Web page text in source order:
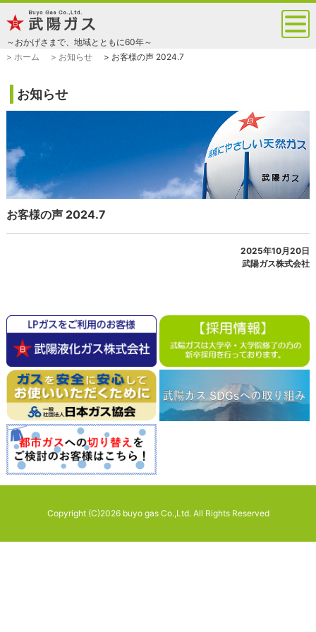
～おかげさまで、地域とともに60年～
> ホーム
> お知らせ > お客様の声 2024.7
お知らせ
お客様の声 2024.7
2025年10月20日
武陽ガス株式会社
Copyright (C)2026 buyo gas Co.,Ltd. All Rights Reserved